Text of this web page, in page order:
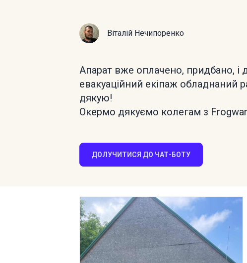
Віталій Нечипоренко
Апарат вже оплачено, придбано, і
евакуаційний екіпаж обладнаний
дякую!
Окермо дякуємо колегам з
ДОЛУЧИТИСЯ ДО ЧАТ-БОТУ